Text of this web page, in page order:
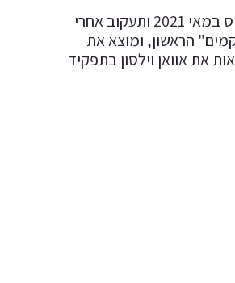
"לוקי" – אולי הפרויקט שאני אישית הכי מצפה לו, בכיכובו של טום הידלסטון, תשודר בדיסני פלוס במאי 2021 ותעקוב אחרי
הראשון, ומוצא את
את אוואן וילסון בתפקיד